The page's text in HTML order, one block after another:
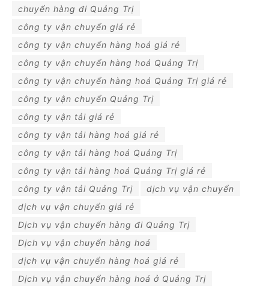
chuyển hàng đi Quảng Trị
công ty vận chuyển giá rẻ
công ty vận chuyển hàng hoá giá rẻ
công ty vận chuyển hàng hoá Quảng Trị
công ty vận chuyển hàng hoá Quảng Trị giá rẻ
công ty vận chuyển Quảng Trị
công ty vận tải giá rẻ
công ty vận tải hàng hoá giá rẻ
công ty vận tải hàng hoá Quảng Trị
công ty vận tải hàng hoá Quảng Trị giá rẻ
công ty vận tải Quảng Trị
dịch vụ vận chuyển
dịch vụ vận chuyển giá rẻ
Dịch vụ vận chuyển hàng đi Quảng Trị
Dịch vụ vận chuyển hàng hoá
dịch vụ vận chuyển hàng hoá giá rẻ
Dịch vụ vận chuyển hàng hoá ở Quảng Trị